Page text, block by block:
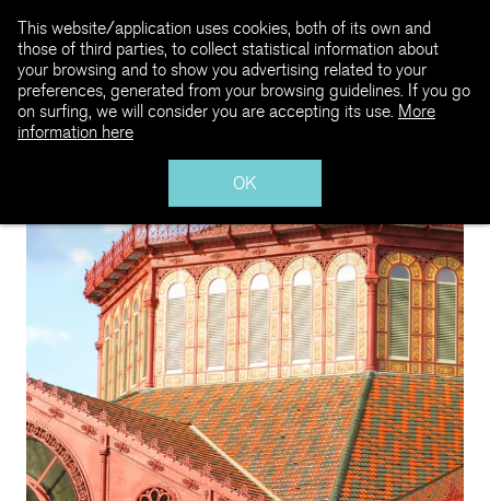
This website/application uses cookies, both of its own and
those of third parties, to collect statistical information about
your browsing and to show you advertising related to your
preferences, generated from your browsing guidelines. If you go
on surfing, we will consider you are accepting its use. More
information here
OK